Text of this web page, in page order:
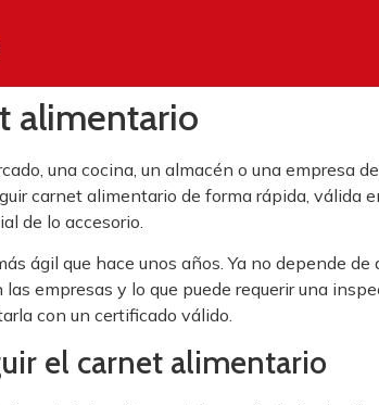
alimentario
una cocina, un almacén o una empresa
carnet alimentario de forma rápida, válida
de lo accesorio.
ágil que hace unos años. Ya no depende
empresas y lo que puede requerir una
con un certificado válido.
el carnet alimentario